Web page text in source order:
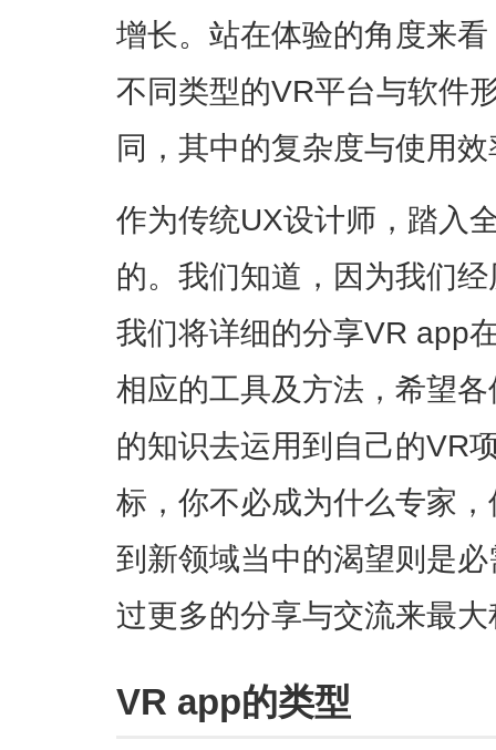
增长。站在体验的角度来
不同类型的VR平台与软件
同，其中的复杂度与使用
作为传统UX设计师，踏入
的。我们知道，因为我们
我们将详细的分享VR app
相应的工具及方法，希望
的知识去运用到自己的VR
标，你不必成为什么专家
到新领域当中的渴望则是
过更多的分享与交流来最
VR app的类型